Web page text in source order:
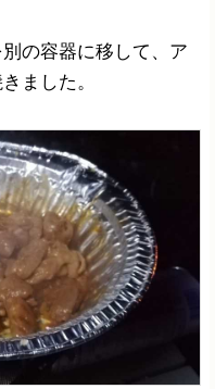
の容器に移して、ア
ました。